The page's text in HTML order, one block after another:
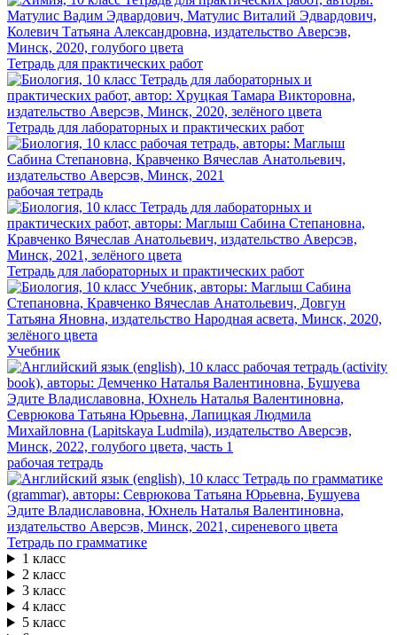
Тетрадь для практических работ
Тетрадь для лабораторных и практических работ
рабочая тетрадь
Тетрадь для лабораторных и практических работ
Учебник
рабочая тетрадь
Тетрадь по грамматике
1 класс
2 класс
3 класс
4 класс
5 класс